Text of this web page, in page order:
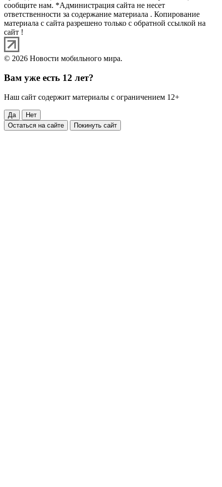
сообщите нам. *Администрация сайта не несет
ответственности за содержание материала . Копирование
материала с сайта разрешено только с обратной ссылкой на
сайт !
© 2026 Новости мобильного мира.
Вам уже есть 12 лет?
Наш сайт содержит материалы с ограничением 12+
Да
Нет
Остаться на сайте
Покинуть сайт